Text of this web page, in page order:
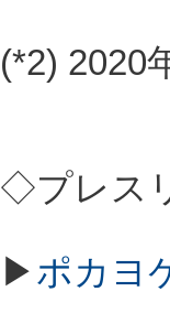
(*2) 2020
◇プレス
▶ポカヨ